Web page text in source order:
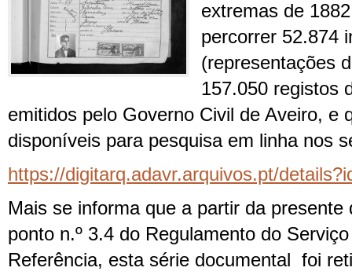
extremas de
percorrer 52.874
(representações
157.050 registos
emitidos pelo Governo Civil de Aveiro, e
disponíveis para pesquisa em linha nos
https://digitarq.adavr.arquivos.pt/
Mais se informa que a partir da presente
ponto n.º 3.4 do Regulamento do
Referência, esta série documental foi